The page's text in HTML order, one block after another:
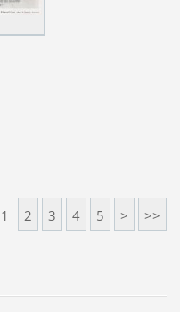
1 2 3 4 5 > >>